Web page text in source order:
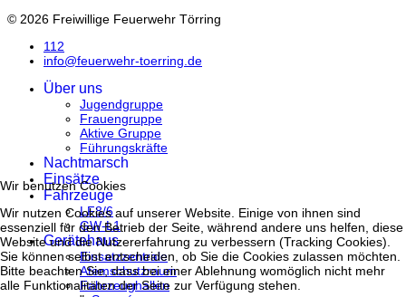
© 2026 Freiwillige Feuerwehr Törring
112
info@feuerwehr-toerring.de
Über uns
Jugendgruppe
Frauengruppe
Aktive Gruppe
Führungskräfte
Nachtmarsch
Einsätze
Fahrzeuge
LF8/6
GW-L1
Gerätehaus
Einsatzzentrale
Atemschutzraum
Fahrzeughallen
Wir benutzen Cookies
Wir nutzen Cookies auf unserer Website. Einige von ihnen sind
essenziell für den Betrieb der Seite, während andere uns helfen, diese
Website und die Nutzererfahrung zu verbessern (Tracking Cookies).
Sie können selbst entscheiden, ob Sie die Cookies zulassen möchten.
Bitte beachten Sie, dass bei einer Ablehnung womöglich nicht mehr
alle Funktionalitäten der Seite zur Verfügung stehen.